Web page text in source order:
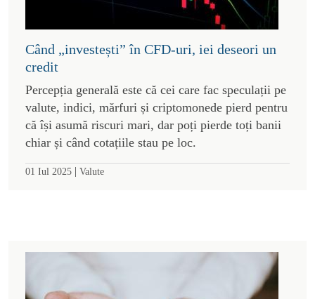
Când „investești” în CFD-uri, iei deseori un
credit
Percepția generală este că cei care fac speculații pe
valute, indici, mărfuri și criptomonede pierd pentru
că își asumă riscuri mari, dar poți pierde toți banii
chiar și când cotațiile stau pe loc.
01 Iul 2025 | Valute